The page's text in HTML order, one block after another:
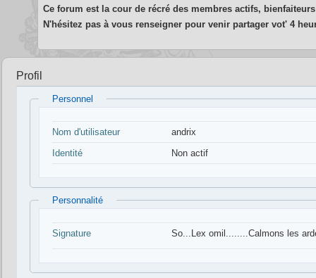
Ce forum est la cour de récré des membres actifs,
N'hésitez pas à vous renseigner pour venir partager vot' 4
Profil
Personnel
Nom d'utilisateur
andrix
Identité
Non actif
Personnalité
Signature So...Lex omil........Calmons les